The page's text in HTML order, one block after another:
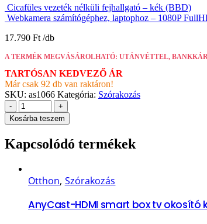
Cicafüles vezeték nélküli fejhallgató – kék (BBD)
Webkamera számítógéphez, laptophoz – 1080P
17.790 Ft
A TERMÉK MEGVÁSÁROLHATÓ: UTÁNVÉTTEL,
TARTÓSAN KEDVEZŐ ÁR
Már csak 92 db van raktáron!
SKU: as1066 Kategória: Szórakozás
-
+
Kosárba teszem
Kapcsolódó termékek
Otthon, Szórakozás
AnyCast-HDMI smart box tv okosító